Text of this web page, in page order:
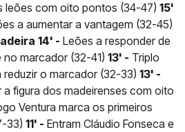
leões com oito pontos (34-47) 15'
a aumentar a vantagem (32-45)
14' - Leões a responder de
marcador (32-41) 13' - Triplo
reduzir o marcador (32-33) 13' -
a figura dos madeirenses com oito
Ventura marca os primeiros
33) 11' - Entram Cláudio Fonseca e